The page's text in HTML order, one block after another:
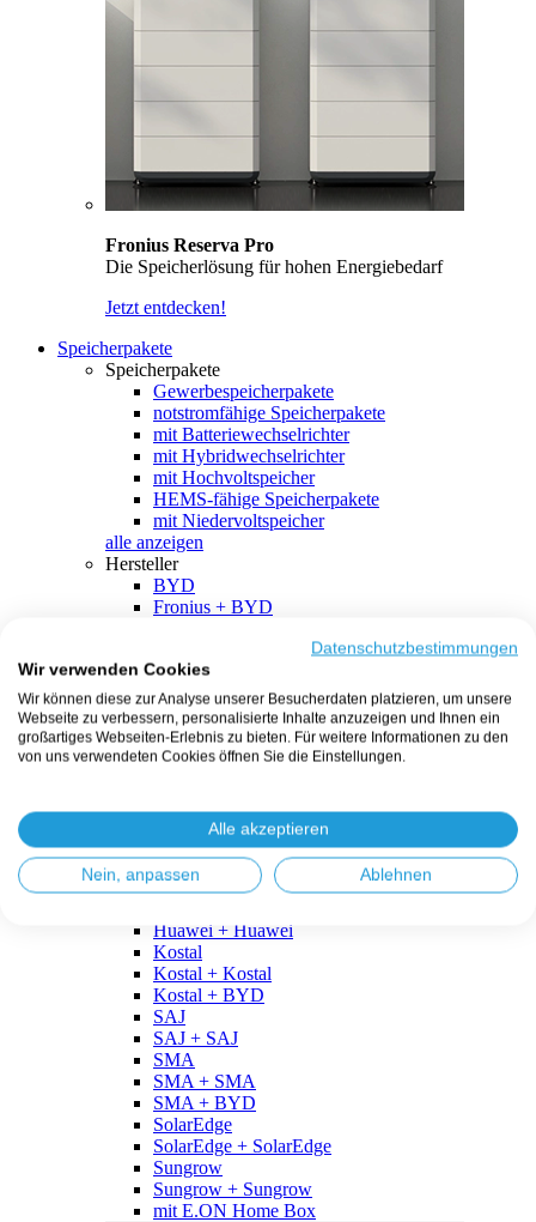
Fronius Reserva Pro
Die Speicherlösung für hohen Energiebedarf
Jetzt entdecken!
Speicherpakete
Speicherpakete
Gewerbespeicherpakete
notstromfähige Speicherpakete
mit Batteriewechselrichter
mit Hybridwechselrichter
mit Hochvoltspeicher
HEMS-fähige Speicherpakete
mit Niedervoltspeicher
alle anzeigen
Hersteller
BYD
Fronius + BYD
SMA + BYD
EcoFlow
EcoFlow + EcoFlow
FENECON
FENECON + FENECON
Fronius + BYD
GoodWe
GoodWe + GoodWe
GoodWe + BYD
Huawei + Huawei
Kostal
Kostal + Kostal
Kostal + BYD
SAJ
SAJ + SAJ
SMA
SMA + SMA
SMA + BYD
SolarEdge
SolarEdge + SolarEdge
Sungrow
Sungrow + Sungrow
mit E.ON Home Box
Datenschutzbestimmungen
Wir verwenden Cookies
Wir können diese zur Analyse unserer Besucherdaten platzieren, um unsere
Webseite zu verbessern, personalisierte Inhalte anzuzeigen und Ihnen ein
großartiges Webseiten-Erlebnis zu bieten. Für weitere Informationen zu den
von uns verwendeten Cookies öffnen Sie die Einstellungen.
Alle akzeptieren
Nein, anpassen Ablehnen